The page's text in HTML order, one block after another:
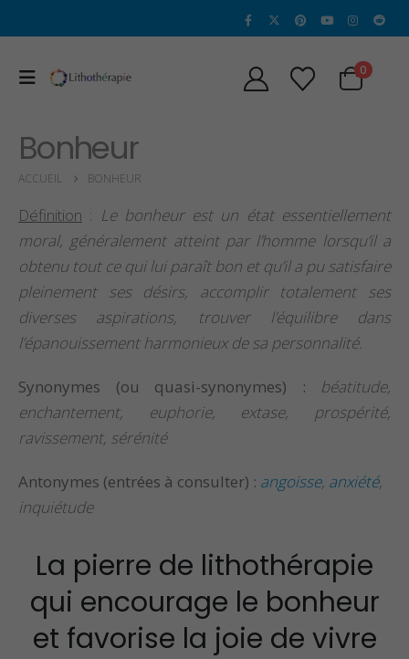
0
Bonheur
ACCUEIL BONHEUR
Définition : Le bonheur est un état essentiellement
moral, généralement atteint par l’homme lorsqu’il a
obtenu tout ce qui lui paraît bon et qu’il a pu satisfaire
pleinement ses désirs, accomplir totalement ses
diverses aspirations, trouver l’équilibre dans
l’épanouissement harmonieux de sa personnalité.
Synonymes (ou quasi-synonymes) : béatitude,
enchantement, euphorie, extase, prospérité,
ravissement, sérénité
Antonymes (entrées à consulter) : angoisse, anxiété,
inquiétude
La pierre de lithothérapie
qui encourage le bonheur
et favorise la joie de vivre
de la Sugilite
Propriétés et Vertus
de l’héliodore